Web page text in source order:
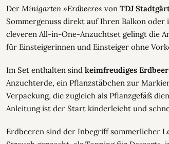
Der Minigarten »Erdbeere« von TDJ
Sommergenuss direkt auf Ihren Balkon oder
cleveren All-in-One-Anzuchtset gelingt die
für Einsteigerinnen und Einsteiger ohne
Im Set enthalten sind keimfreudiges
Anzuchterde, ein Pflanzstäbchen zur
Verpackung, die zugleich als Pflanzgefäß
Anleitung ist der Start kinderleicht und
Erdbeeren sind der Inbegriff sommerlicher